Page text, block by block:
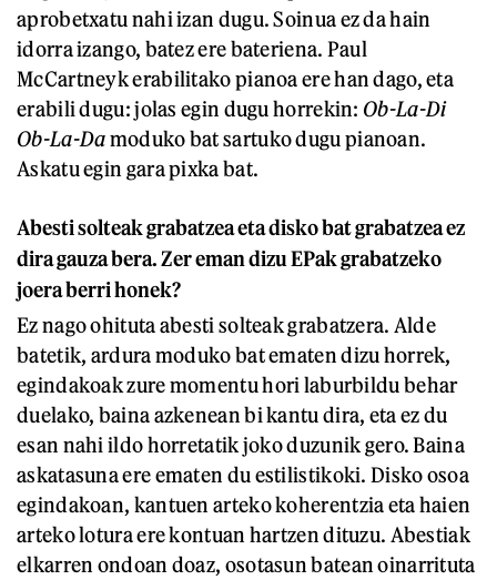
aprobetxatu nahi izan dugu. Soinua ez da hain
idorra izango, batez ere bateriena. Paul
McCartneyk erabilitako pianoa ere han dago, eta
erabili dugu: jolas egin dugu horrekin: Ob-La-Di
Ob-La-Damoduko bat sartuko dugu pianoan.
Askatu egin gara pixka bat.
Abesti solteak grabatzea eta disko bat grabatzea ez
dira gauza bera. Zer eman dizu EPak grabatzeko
joera berri honek?
Ez nago ohituta abesti solteak grabatzera. Alde
batetik, ardura moduko bat ematen dizu horrek,
egindakoak zure momentu hori laburbildu behar
duelako, baina azkenean bi kantu dira, eta ez du
esan nahi ildo horretatik joko duzunik gero. Baina
askatasuna ere ematen du estilistikoki. Disko osoa
egindakoan, kantuen arteko koherentzia eta haien
arteko lotura ere kontuan hartzen dituzu. Abestiak
elkarren ondoan doaz, osotasun batean oinarrituta